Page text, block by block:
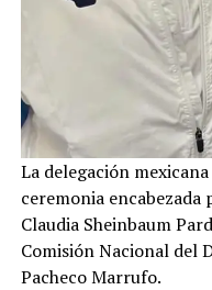
La delegación
ceremonia
Claudia Sheinbaum
Comisión Nacional del
Pacheco Marrufo.